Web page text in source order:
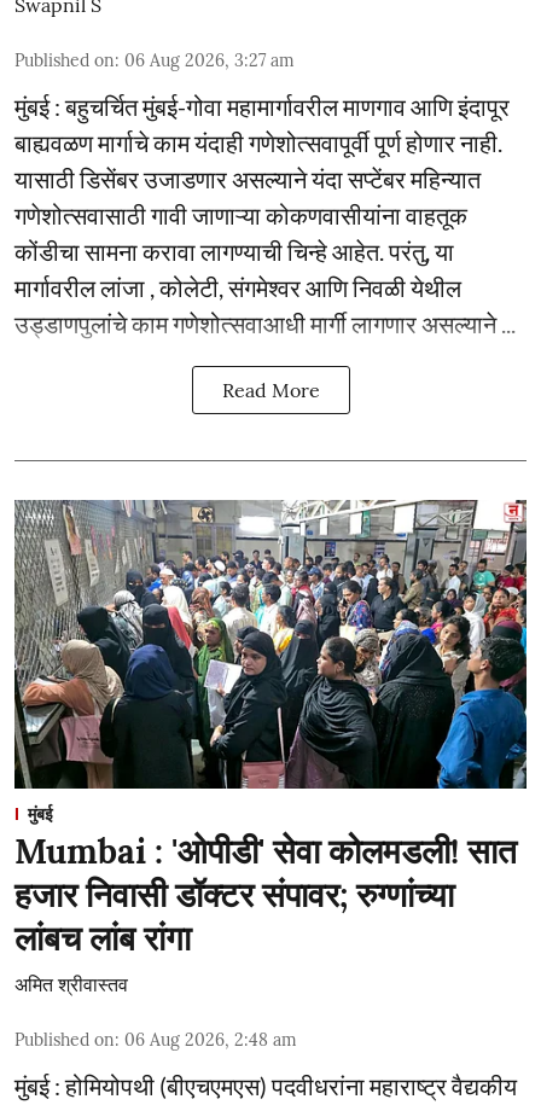
Swapnil S
Published on: 06 Aug 2026, 3:27 am
मुंबई : बहुचर्चित मुंबई-गोवा महामार्गावरील माणगाव आणि इंदापूर
बाह्यवळण मार्गाचे काम यंदाही गणेशोत्सवापूर्वी पूर्ण होणार नाही.
यासाठी डिसेंबर उजाडणार असल्याने यंदा सप्टेंबर महिन्यात
गणेशोत्सवासाठी गावी जाणाऱ्या कोकणवासीयांना वाहतूक
कोंडीचा सामना करावा लागण्याची चिन्हे आहेत. परंतु, या
मार्गावरील लांजा , कोलेटी, संगमेश्वर आणि निवळी येथील
उड्डाणपुलांचे काम गणेशोत्सवाआधी मार्गी लागणार असल्याने ...
Read More
मुंबई
Mumbai : 'ओपीडी' सेवा कोलमडली! सात
हजार निवासी डॉक्टर संपावर; रुग्णांच्या
लांबच लांब रांगा
अमित श्रीवास्तव
Published on: 06 Aug 2026, 2:48 am
मुंबई : होमियोपथी (बीएचएमएस) पदवीधरांना महाराष्ट्र वैद्यकीय